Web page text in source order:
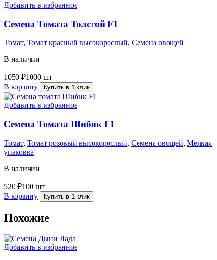
Добавить в избранное
Семена Томата Толстой F1
Томат, Томат красный высокорослый, Семена овощей
В наличии
1050 ₽1000 шт
В корзину
Купить в 1 клик
Добавить в избранное
Семена Томата Шибик F1
Томат, Томат розовый высокорослый, Семена овощей, Мелкая
упаковка
В наличии
520 ₽100 шт
В корзину
Купить в 1 клик
Похожие
Добавить в избранное